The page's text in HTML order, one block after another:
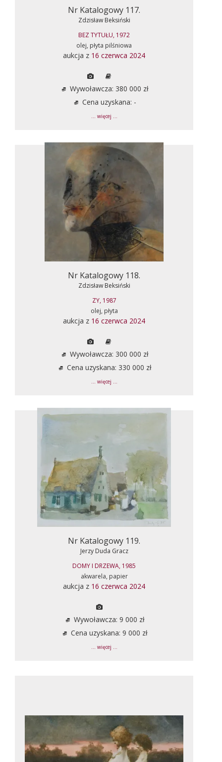
Nr Katalogowy 117.
Zdzisław Beksiński
BEZ TYTUŁU, 1972
olej, płyta pilśniowa
aukcja z 16 czerwca 2024
Wywoławcza: 380 000 zł
Cena uzyskana: -
... więcej ...
Nr Katalogowy 118.
Zdzisław Beksiński
ZY, 1987
olej, płyta
aukcja z 16 czerwca 2024
Wywoławcza: 300 000 zł
Cena uzyskana: 330 000 zł
... więcej ...
Nr Katalogowy 119.
Jerzy Duda Gracz
DOMY I DRZEWA, 1985
akwarela, papier
aukcja z 16 czerwca 2024
Wywoławcza: 9 000 zł
Cena uzyskana: 9 000 zł
... więcej ...